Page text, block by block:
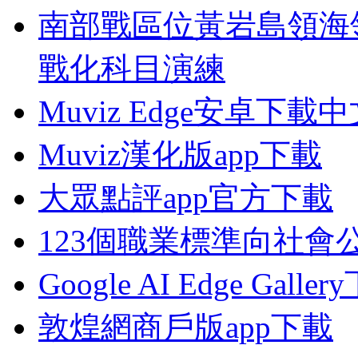
南部戰區位黃岩島領
戰化科目演練
Muviz Edge安卓下載
Muviz漢化版app下載
大眾點評app官方下載
123個職業標準向社會
Google AI Edge Gallery
敦煌網商戶版app下載